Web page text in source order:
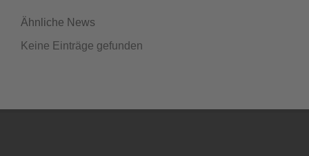
Ähnliche News
Keine Einträge gefunden